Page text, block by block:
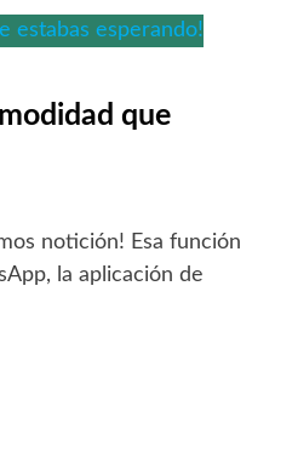
que
notición! Esa función
la aplicación de